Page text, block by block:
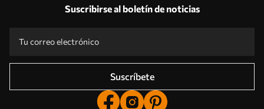
Suscribirse al boletín de noticias
Suscríbete